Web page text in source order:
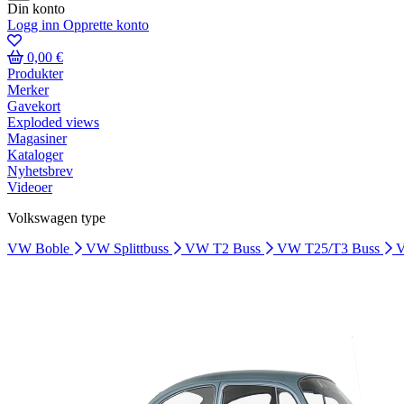
Din konto
Logg inn Opprette konto
0,00 €
Produkter
Merker
Gavekort
Exploded views
Magasiner
Kataloger
Nyhetsbrev
Videoer
Volkswagen type
VW Boble
VW Splittbuss VW T2 Buss VW T25/T3 Buss